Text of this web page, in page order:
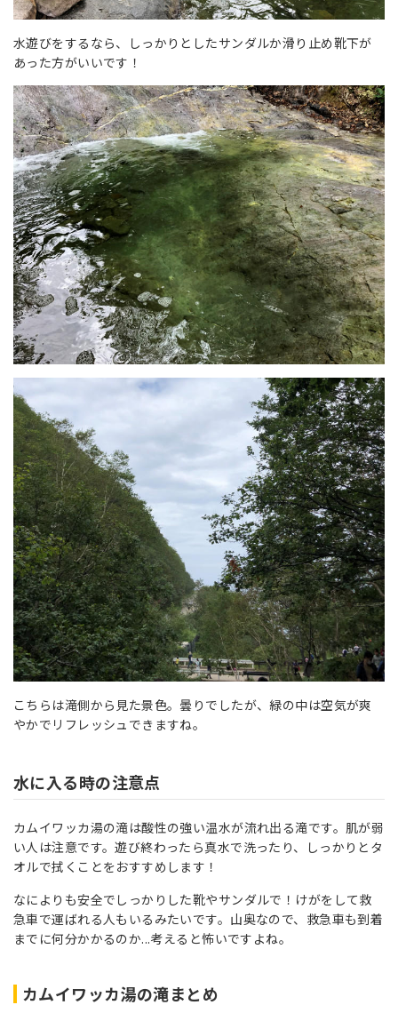
水遊びをするなら、しっかりとしたサンダルか滑り止め靴下が
あった方がいいです！
こちらは滝側から見た景色。曇りでしたが、緑の中は空気が爽
やかでリフレッシュできますね。
水に入る時の注意点
カムイワッカ湯の滝は酸性の強い温水が流れ出る滝です。肌が弱
い人は注意です。遊び終わったら真水で洗ったり、しっかりとタ
オルで拭くことをおすすめします！
なによりも安全でしっかりした靴やサンダルで！けがをして救
急車で運ばれる人もいるみたいです。山奥なので、救急車も到着
までに何分かかるのか...考えると怖いですよね。
カムイワッカ湯の滝まとめ